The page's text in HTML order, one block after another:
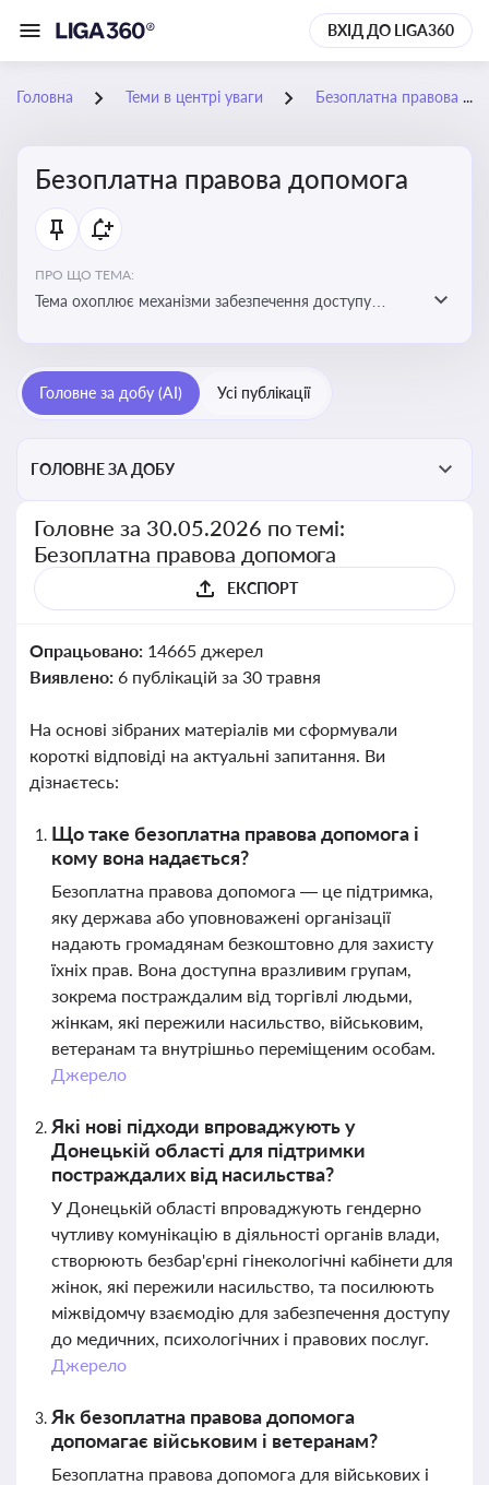
ВХІД ДО LIGA360
Головна Теми в центрі уваги Безоплатна правова допомога
Безоплатна правова допомога
ПРО ЩО ТЕМА:
Тема охоплює механізми забезпечення доступу
Головне за добу (AI) Усі публікації
ГОЛОВНЕ ЗА ДОБУ
Головне за 30.05.2026 по темі:
Безоплатна правова допомога
ЕКСПОРТ
Опрацьовано: 14665 джерел
Виявлено: 6 публікацій за 30 травня
На основі зібраних матеріалів ми сформували
короткі відповіді на актуальні запитання. Ви
дізнаєтесь:
Що таке безоплатна правова допомога і
кому вона надається?
Безоплатна правова допомога — це підтримка,
яку держава або уповноважені організації
надають громадянам безкоштовно для захисту
їхніх прав. Вона доступна вразливим групам,
зокрема постраждалим від торгівлі людьми,
жінкам, які пережили насильство, військовим,
ветеранам та внутрішньо переміщеним особам.
Джерело
Які нові підходи впроваджують у
Донецькій області для підтримки
постраждалих від насильства?
У Донецькій області впроваджують гендерно
чутливу комунікацію в діяльності органів влади,
створюють безбар'єрні гінекологічні кабінети для
жінок, які пережили насильство, та посилюють
міжвідомчу взаємодію для забезпечення доступу
до медичних, психологічних і правових послуг.
Джерело
Як безоплатна правова допомога
допомагає військовим і ветеранам?
Безоплатна правова допомога для військових і